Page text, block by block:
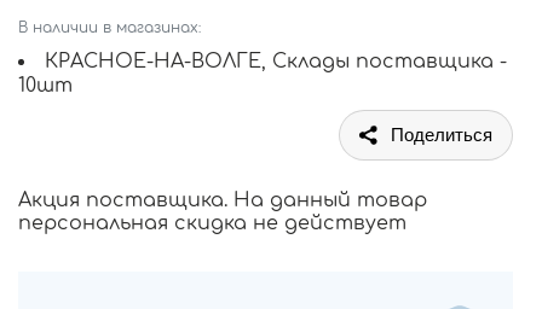
В наличии в магазинах:
КРАСНОЕ-НА-ВОЛГЕ, Склады поставщика -
10шт
Поделиться
Акция поставщика. На данный товар
персональная скидка не действует